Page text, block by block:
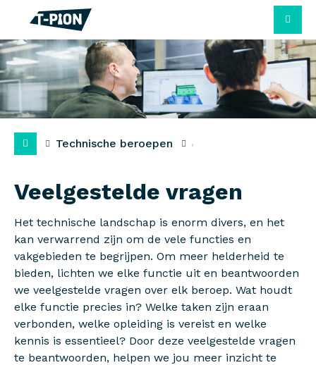
Technische beroepen
Veelgestelde vragen
Het technische landschap is enorm divers, en het
kan verwarrend zijn om de vele functies en
vakgebieden te begrijpen. Om meer helderheid te
bieden, lichten we elke functie uit en beantwoorden
we veelgestelde vragen over elk beroep. Wat houdt
elke functie precies in? Welke taken zijn eraan
verbonden, welke opleiding is vereist en welke
kennis is essentieel? Door deze veelgestelde vragen
te beantwoorden, helpen we jou meer inzicht te